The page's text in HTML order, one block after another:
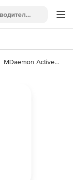
MDaemon ActiveSync